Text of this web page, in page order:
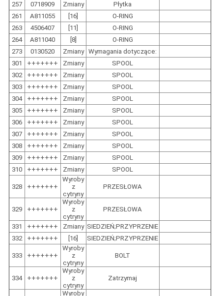
257 0718909 Zmiany
Płytka
261
A811055 [16]
O-RING
263
4506407 [11]
O-RING
264
A811040 [8]
O-RING
273
0130520 Zmiany
Wymagania dotyczące:
301
+++++++ Zmiany
SPOOL
302
+++++++ Zmiany
SPOOL
303
+++++++ Zmiany
SPOOL
304
+++++++ Zmiany
SPOOL
305
+++++++ Zmiany
SPOOL
306
+++++++ Zmiany
SPOOL
307
+++++++ Zmiany
SPOOL
308
+++++++ Zmiany
SPOOL
309
+++++++ Zmiany
SPOOL
310
+++++++ Zmiany SPOOL
328 +++++++
Wyroby
z
cytryny
PRZESŁOWA
329 +++++++
Wyroby
z
cytryny
PRZESŁOWA
331 +++++++ Zmiany SIEDZIEŃ;PRZYPRZENIE
332
+++++++ [16] SIEDZIEŃ;PRZYPRZENIE
333 +++++++
Wyroby
z
cytryny
BOLT
334 +++++++
Wyroby
z
cytryny
Zatrzymaj
Wyroby